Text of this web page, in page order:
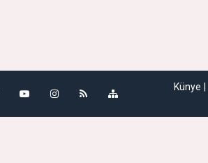
Künye